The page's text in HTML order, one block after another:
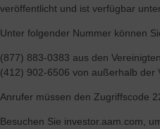
veröffentlicht und ist verfügbar
Unter folgender Nummer können
(877) 883-0383 aus den
(412) 902-6506 von außerhalb der
Anrufer müssen den Zugriffscode
Besuchen Sie investor.aam.com,